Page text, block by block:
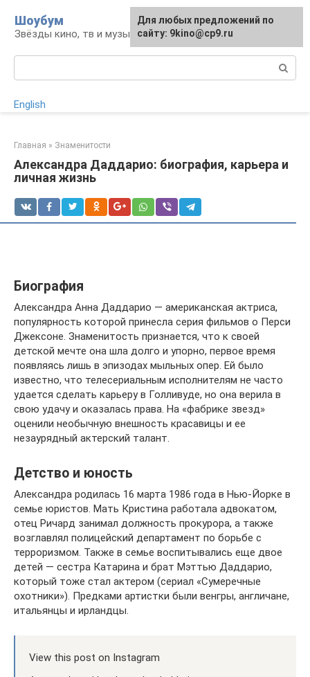
контенту
Шоубум
Звёзды кино, тв и музыки
English
Главная » Знаменитости
Александра Даддарио: биография, карьера и
личная жизнь
Биография
Александра Анна Даддарио — американская актриса,
популярность которой принесла серия фильмов о Перси
Джексоне. Знаменитость признается, что к своей
детской мечте она шла долго и упорно, первое время
появляясь лишь в эпизодах мыльных опер. Ей было
известно, что телесериальным исполнителям не часто
удается сделать карьеру в Голливуде, но она верила в
свою удачу и оказалась права. На «фабрике звезд»
оценили необычную внешность красавицы и ее
незаурядный актерский талант.
Детство и юность
Александра родилась 16 марта 1986 года в Нью-Йорке в
семье юристов. Мать Кристина работала адвокатом,
отец Ричард занимал должность прокурора, а также
возглавлял полицейский департамент по борьбе с
терроризмом. Также в семье воспитывались еще двое
детей — сестра Катарина и брат Мэттью Даддарио,
который тоже стал актером (сериал «Сумеречные
охотники»). Предками артистки были венгры, англичане,
итальянцы и ирландцы.
View this post on Instagram
Для любых предложений по
сайту: 9kino@cp9.ru